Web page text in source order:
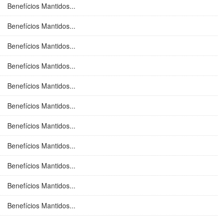
Benefícios Mantidos...
Benefícios Mantidos...
Benefícios Mantidos...
Benefícios Mantidos...
Benefícios Mantidos...
Benefícios Mantidos...
Benefícios Mantidos...
Benefícios Mantidos...
Benefícios Mantidos...
Benefícios Mantidos...
Benefícios Mantidos...